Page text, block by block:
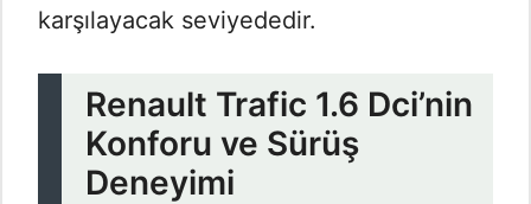
karşılayacak seviyededir.
Renault Trafic 1.6 Dci’nin
Konforu ve Sürüş
Deneyimi